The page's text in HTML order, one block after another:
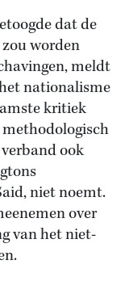
dat de
worden
meldt
nationalisme
kritiek
methodologisch
ook
niet noemt.
over
van het niet-